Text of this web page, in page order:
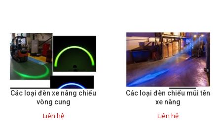
Các loại đèn xe nâng chiếu
vòng cung
Liên hệ
Các loại đèn chiếu mũi tên
xe nâng
Liên hệ
Thiết bị cảnh báo
Thiết bị đo lường - Cảm biến
Bộ điều khiển nhiệt độ
Bộ đếm - Bộ hẹn giờ
Đồng hồ đo đa năng